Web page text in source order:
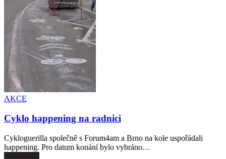
AKCE
Cyklo happening na radnici
Cykloguerilla společně s Forum4am a Brno na kole uspořádali
happening. Pro datum konání bylo vybráno…